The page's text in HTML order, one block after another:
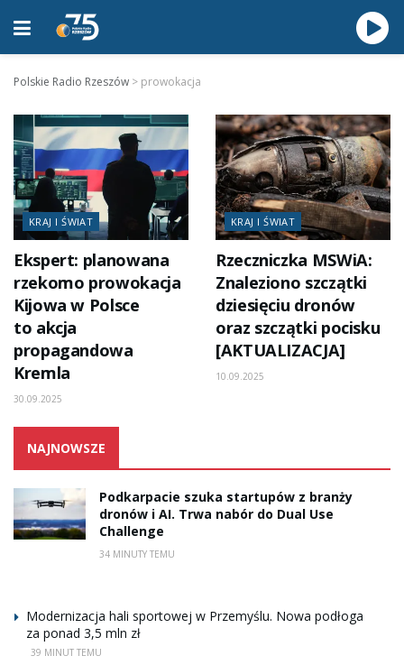
Polskie Radio Rzeszów > prowokacja
KRAJ I ŚWIAT
Ekspert: planowana
rzekomo prowokacja
Kijowa w Polsce
to akcja
propagandowa
Kremla
30.09.2025
KRAJ I ŚWIAT
Rzeczniczka MSWiA:
Znaleziono szczątki
dziesięciu dronów
oraz szczątki pocisku
[AKTUALIZACJA]
10.09.2025
NAJNOWSZE
Podkarpacie szuka startupów z branży
dronów i AI. Trwa nabór do Dual Use
Challenge
34 MINUTY TEMU
Modernizacja hali sportowej w Przemyślu. Nowa podłoga
za ponad 3,5 mln zł
39 MINUT TEMU